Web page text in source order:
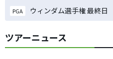
PGA ウィンダム選手権 最終日
ツアーニュース